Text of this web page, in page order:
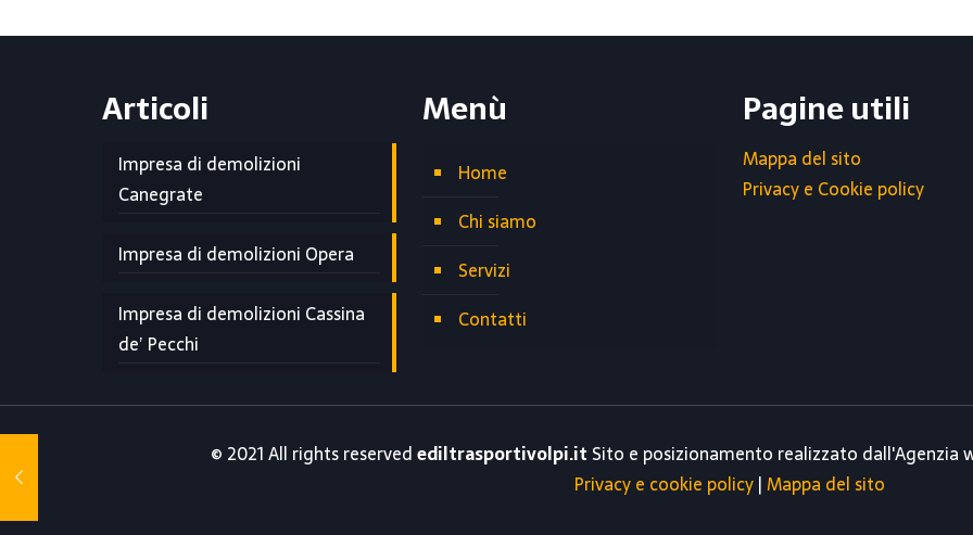
Articoli
Impresa di demolizioni
Canegrate
Impresa di demolizioni Opera
Impresa di demolizioni Cassina
de’ Pecchi
Menù
Home
Chi siamo
Servizi
Contatti
Pagine utili
Mappa del sito
Privacy e Cookie policy
© 2021 All rights reservedediltrasportivolpi.it Sito e posizionamento realizzato dall'Agenzia
Privacy e cookie policy|Mappa del sito